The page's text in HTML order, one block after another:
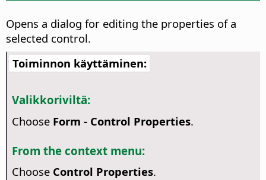
Opens a dialog for editing the properties of a
selected control.
Toiminnon käyttäminen:
Valikkoriviltä:
Choose Form - Control Properties.
From the context menu:
Choose Control Properties.